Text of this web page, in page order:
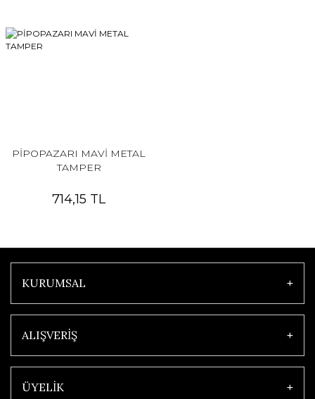
PİPOPAZARI MAVİ METAL
TAMPER
714,15 TL
KURUMSAL
ALIŞVERİŞ
ÜYELİK